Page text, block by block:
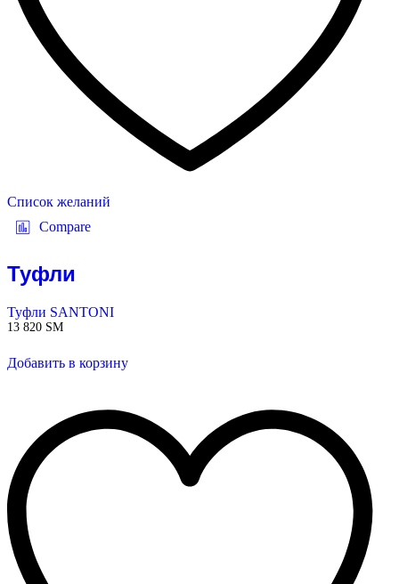
Список желаний
Compare
Туфли
Туфли SANTONI
13 820 ЅМ
Добавить в корзину